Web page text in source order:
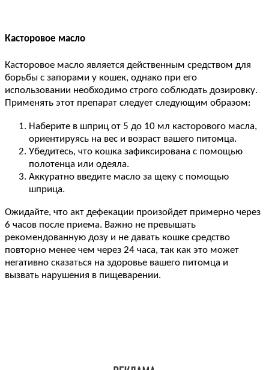
Касторовое масло
Касторовое масло является действенным средством для
борьбы с запорами у кошек, однако при его
использовании необходимо строго соблюдать дозировку.
Применять этот препарат следует следующим образом:
Наберите в шприц от 5 до 10 мл касторового масла,
ориентируясь на вес и возраст вашего питомца.
Убедитесь, что кошка зафиксирована с помощью
полотенца или одеяла.
Аккуратно введите масло за щеку с помощью
шприца.
Ожидайте, что акт дефекации произойдет примерно через
6 часов после приема. Важно не превышать
рекомендованную дозу и не давать кошке средство
повторно менее чем через 24 часа, так как это может
негативно сказаться на здоровье вашего питомца и
вызвать нарушения в пищеварении.